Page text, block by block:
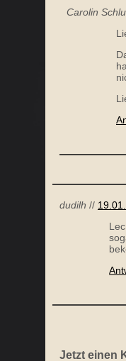
Carolin
dudilh //
Jetzt einen